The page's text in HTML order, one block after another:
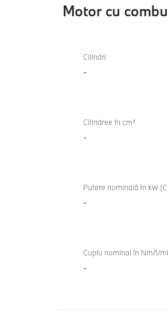
Motor cu
combustie
i5 M60
xDrive
Cilindri
-
Cilindree în cm³
-
Putere nominală în kW
-
Cuplu nominal în Nm/1/
-